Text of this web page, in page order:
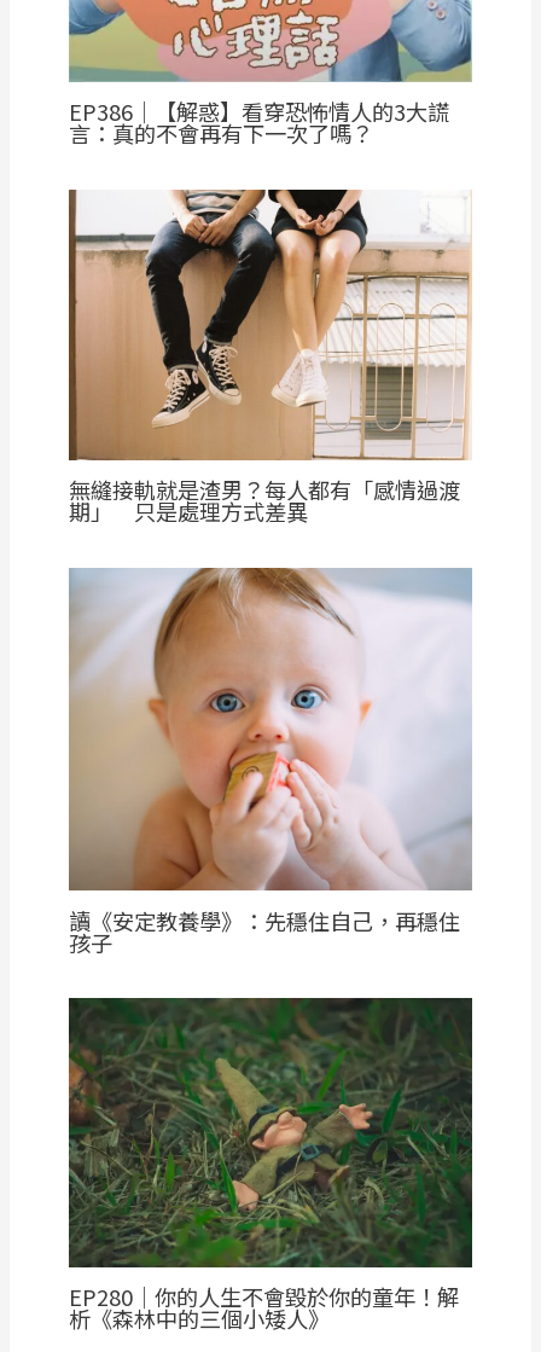
EP386｜【解惑】看穿恐怖情人的3大謊
言：真的不會再有下一次了嗎？
無縫接軌就是渣男？每人都有「感情過渡
期」 只是處理方式差異
讀《安定教養學》：先穩住自己，再穩住
孩子
EP280｜你的人生不會毀於你的童年！解
析《森林中的三個小矮人》